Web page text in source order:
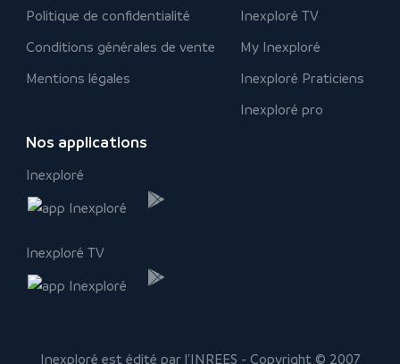
Politique de confidentialité
Conditions générales de vente
Mentions légales
Inexploré TV
My Inexploré
Inexploré Praticiens
Inexploré pro
Nos applications
Inexploré
Inexploré TV
Inexploré est édité par l'INREES - Copyright © 2007